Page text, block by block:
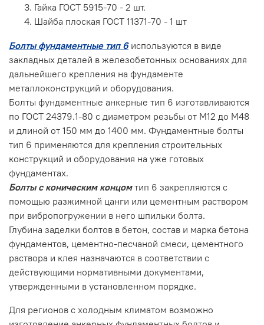
Гайка ГОСТ 5915-70 - 2 шт.
Шайба плоская ГОСТ 11371-70 - 1 шт
Болты фундаментные тип 6используются в виде
закладных деталей в железобетонных основаниях для
дальнейшего крепления на фундаменте
металлоконструкций и оборудования.
Болты фундаментные анкерные тип 6 изготавливаются
по ГОСТ 24379.1-80 с диаметром резьбы от М12 до М48
и длиной от 150 мм до 1400 мм. Фундаментные болты
тип 6 применяются для крепления строительных
конструкций и оборудования на уже готовых
фундаментах.
Болты с коническим концомтип 6 закрепляются с
помощью разжимной цанги или цементным раствором
при вибропогружении в него шпильки болта.
Глубина заделки болтов в бетон, состав и марка бетона
фундаментов, цементно-песчаной смеси, цементного
раствора и клея назначаются в соответствии с
действующими нормативными документами,
утвержденными в установленном порядке.
Для регионов с холодным климатом возможно